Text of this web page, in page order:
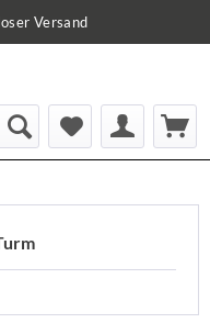
Versand